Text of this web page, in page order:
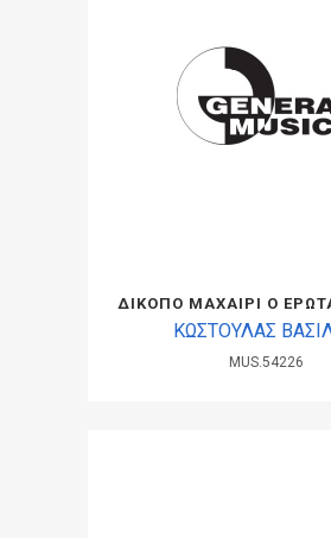
ΔΙΚΟΠΟ ΜΑΧΑΙΡΙ Ο
ΚΩΣΤΟΥΛΑΣ
MUS.54226